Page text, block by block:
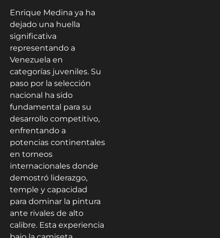
Enrique Medina ya ha
dejado una huella
significativa
representando a
Venezuela en
categorías juveniles. Su
paso por la selección
nacional ha sido
fundamental para su
desarrollo competitivo,
enfrentando a
potencias continentales
en torneos
internacionales donde
demostró liderazgo,
temple y capacidad
para dominar la pintura
ante rivales de alto
calibre. Esta experiencia